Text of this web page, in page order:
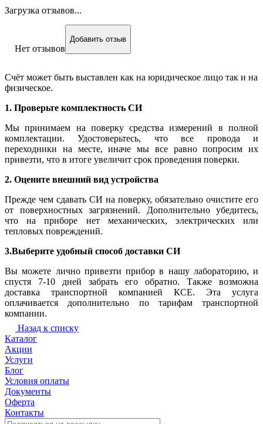
Загрузка отзывов...
Нет отзывов
Добавить отзыв
Счёт может быть выставлен как на юридическое лицо так и на
физическое.
1. Проверьте комплектность СИ
Мы принимаем на поверку средства измерений в полной
комплектации. Удостоверьтесь, что все провода и
переходники на месте, иначе мы все равно попросим их
привезти, что в итоге увеличит срок проведения поверки.
2. Оцените внешний вид устройства
Прежде чем сдавать СИ на поверку, обязательно очистите его
от поверхностных загрязнений. Дополнительно убедитесь,
что на приборе нет механических, электрических или
тепловых повреждений.
3.Выберите удобный способ доставки СИ
Вы можете лично привезти прибор в нашу лабораторию, и
спустя 7-10 дней забрать его обратно. Также возможна
доставка транспортной компанией КСЕ. Эта услуга
оплачивается дополнительно по тарифам транспортной
компании.
Назад к списку
Каталог
Акции
Услуги
Блог
Условия оплаты
Документы
Оферта
Контакты